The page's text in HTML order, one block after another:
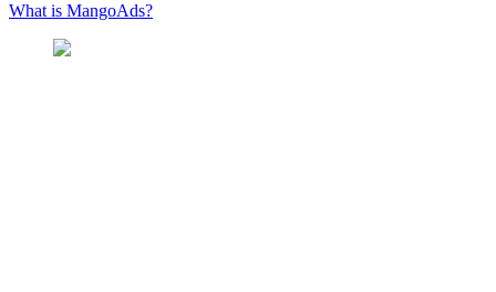
What is MangoAds?